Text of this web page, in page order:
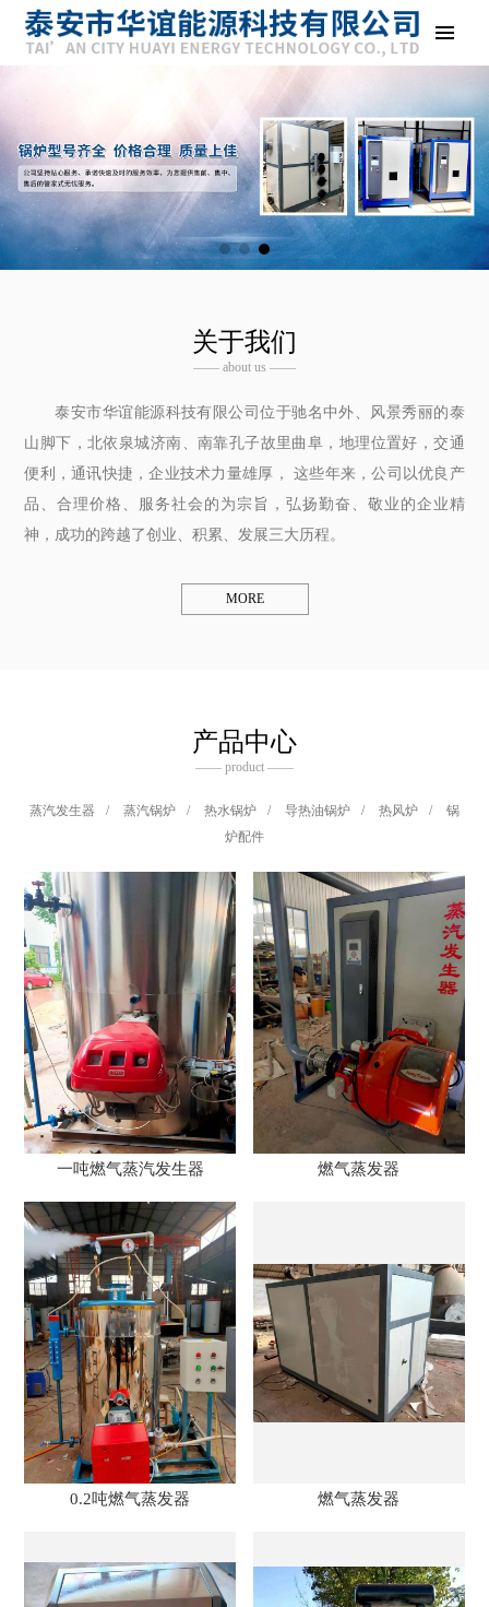
关于我们
—— about us ——
泰安市华谊能源科技有限公司位于驰名中外、风景秀丽的泰
山脚下，北依泉城济南、南靠孔子故里曲阜，地理位置好，交通
便利，通讯快捷，企业技术力量雄厚， 这些年来，公司以优良产
品、合理价格、服务社会的为宗旨，弘扬勤奋、敬业的企业精
神，成功的跨越了创业、积累、发展三大历程。
MORE
产品中心
—— product ——
蒸汽发生器 / 蒸汽锅炉 / 热水锅炉 / 导热油锅炉 / 热风炉 /
锅
炉配件
一吨燃气蒸汽发生器 燃气蒸发器
0.2吨燃气蒸发器 燃气蒸发器